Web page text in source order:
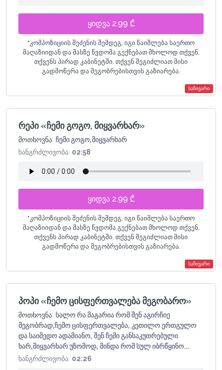
საჩივარი
ყიდვა 2.99 ₾
*კომპოზიციის შეძენის შემდეგ, იგი წაიშლება საერთო
მაღაზიიდან და მასზე წვდომა გექნებათ მხოლოდ თქვენ,
თქვენს პირად კაბინეტში. თქვენ შეგიძლიათ მისი
გადმოწერა და მეგობრებისთვის გაზიარება.
საჩივარი
რეპი «ჩემი გოგო, მიყვარხარ»
მოთხოვნა: ჩემი გოგო,მიყვარხარ
ხანგრძლივობა: 02:58
ყიდვა 2.99 ₾
*კომპოზიციის შეძენის შემდეგ, იგი წაიშლება საერთო
მაღაზიიდან და მასზე წვდომა გექნებათ მხოლოდ თქვენ,
თქვენს პირად კაბინეტში. თქვენ შეგიძლიათ მისი
გადმოწერა და მეგობრებისთვის გაზიარება.
პოპი «ჩემო ცისფერთვალება მეგობარო»
მოთხოვნა: სალო რა მაგარია რომ შენ აგირჩიე
მეგობრად,ჩემო ცისფერთვალება, კეთილო ერთგულო
და საიმედო ადამიანო, შენ ჩემი განსაკუთრებული
ხარ,მიყვარხარ უზომოდ, მინდა რომ სულ იბრწყინო...
ხანგრძლივობა: 02:26